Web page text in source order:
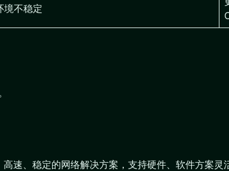
境不稳定
速、稳定的网络解决方案，支持硬件、软件方案灵